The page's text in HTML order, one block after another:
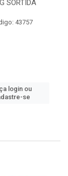
SORTIDA
43757
login ou
se